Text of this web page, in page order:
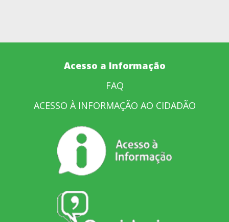
Acesso a Informação
FAQ
ACESSO À INFORMAÇÃO AO CIDADÃO